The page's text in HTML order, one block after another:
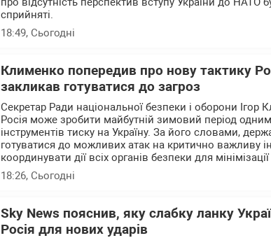
сприйняті.
18:49, Сьогодні
Клименко попередив про нову тактику
закликав готуватися до загроз
Секретар Ради національної безпеки і оборони Ігор
Росія може зробити майбутній зимовий період
інструментів тиску на Україну. За його словами,
готуватися до можливих атак на критично важливу
координувати дії всіх органів безпеки для
18:26, Сьогодні
Sky News пояснив, яку слабку ланку
Росія для нових ударів